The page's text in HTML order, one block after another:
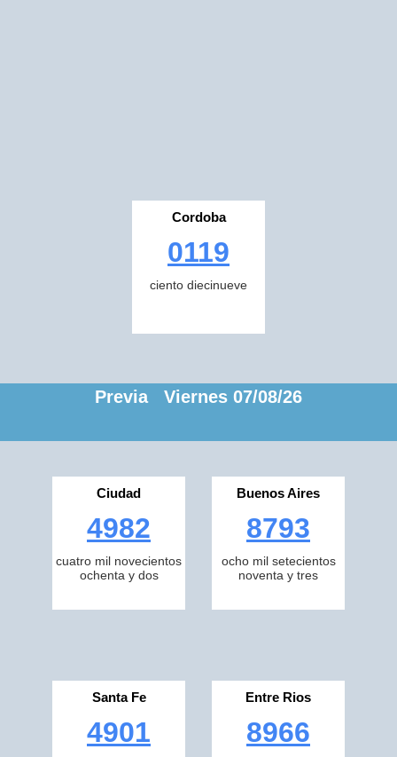
Cordoba
0119
ciento diecinueve
Previa Viernes 07/08/26
Ciudad
4982
cuatro mil novecientos
ochenta y dos
Buenos Aires
8793
ocho mil setecientos
noventa y tres
Santa Fe
4901
Entre Rios
8966